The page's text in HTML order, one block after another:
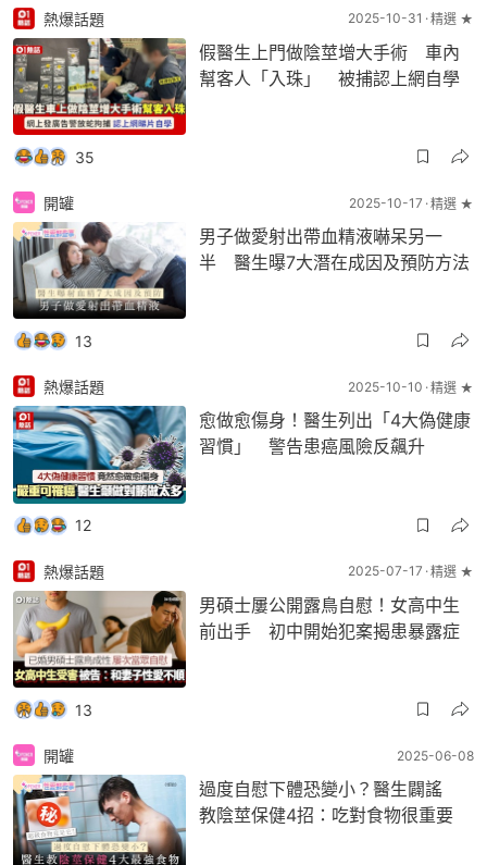
熱爆話題 2025-10-31 精選 ★
假醫生上門做陰莖增大手術 車內
幫客人「入珠」 被捕認上網自學
35
開罐 2025-10-17 精選 ★
男子做愛射出帶血精液嚇呆另一
半 醫生曝7大潛在成因及預防方法
13
熱爆話題 2025-10-10 精選 ★
愈做愈傷身！醫生列出「4大偽健康
習慣」 警告患癌風險反飆升
12
熱爆話題 2025-07-17 精選 ★
男碩士屢公開露鳥自慰！女高中生
前出手 初中開始犯案揭患暴露症
13
開罐 2025-06-08
過度自慰下體恐變小？醫生闢謠
教陰莖保健4招：吃對食物很重要